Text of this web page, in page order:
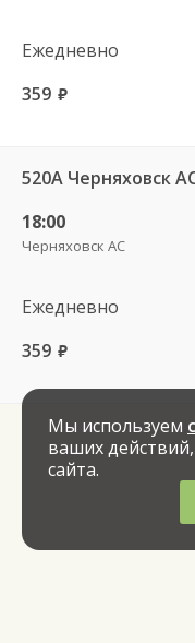
Ежедневно
359 руб.
520А Черняховск
18:00
Черняховск АС
Ежедневно
359 руб.
Мы используем
ваших
сайта.